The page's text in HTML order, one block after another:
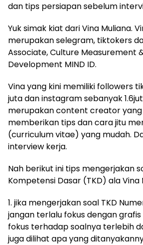
dan tips persiapan sebelum
Yuk simak kiat dari Vina Muliana.
merupakan selegram, tiktokers
Associate, Culture Measurement
Development MIND ID.
Vina yang kini memiliki followers
juta dan instagram sebanyak
merupakan content creator yang
memberikan tips dan cara jitu
(curriculum vitae) yang mudah.
interview kerja.
Nah berikut ini tips mengerjakan
Kompetensi Dasar (TKD) ala Vina
1. jika mengerjakan soal TKD
jangan terlalu fokus dengan
fokus terhadap soalnya terlebih
juga dilihat apa yang